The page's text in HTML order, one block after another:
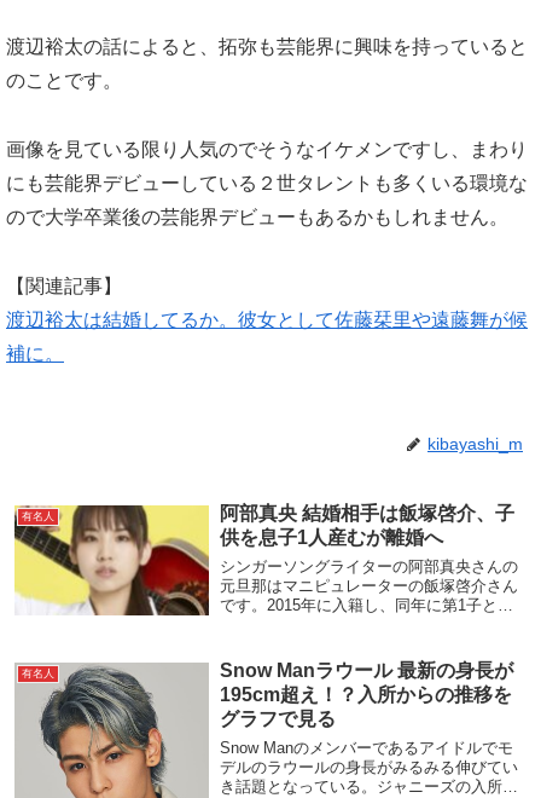
渡辺裕太の話によると、拓弥も芸能界に興味を持っていると
のことです。
画像を見ている限り人気のでそうなイケメンですし、まわり
にも芸能界デビューしている２世タレントも多くいる環境な
ので大学卒業後の芸能界デビューもあるかもしれません。
【関連記事】
渡辺裕太は結婚してるか。彼女として佐藤栞里や遠藤舞が候
補に。
kibayashi_m
有名人
阿部真央 結婚相手は飯塚啓介、子
供を息子1人産むが離婚へ
シンガーソングライターの阿部真央さんの
元旦那はマニピュレーターの飯塚啓介さん
です。2015年に入籍し、同年に第1子とな
ザーとして音楽活動を続けています。元旦
那は飯塚...
有名人
Snow Manラウール 最新の身長が
195cm超え！？入所からの推移を
グラフで見る
Snow Manのメンバーであるアイドルでモ
デルのラウールの身長がみるみる伸びてい
き話題となっている。ジャニーズの入所時